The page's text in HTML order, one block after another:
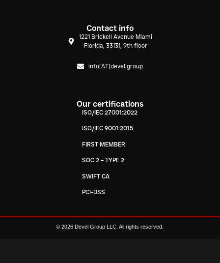
Contact info
1221 Brickell Avenue Miami
Florida, 33131, 9th floor
info[AT]devel.group
Our certifications
ISO/IEC 27001:2022
ISO/IEC 9001:2015
FIRST MEMBER
SOC 2 – TYPE 2
SWIFT CA
PCI-DSS
© 2026 Devel Group LLC. All rights reserved.